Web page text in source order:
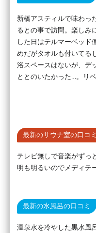
新橋アスティルで味わっ
るとの事で訪問。楽しみ
した日はテルマーベッド
めだがタオルも付いてる
浴スペースはないが、デ
ととのいたかった…。リベ
最新のサウナ室の口コミ
テレビ無しで音楽がずっ
明も明るいのでメディテ
最新の水風呂の口コミ
温泉水を冷やした黒水風